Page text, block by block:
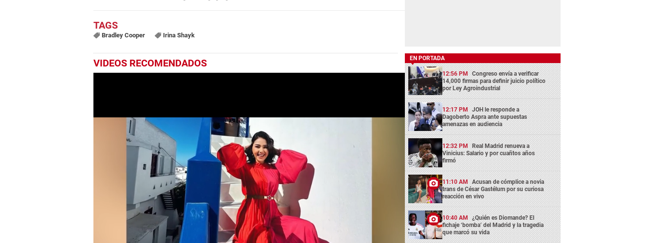
Bradley Cooper Irina Shayk
VIDEOS RECOMENDADOS EN PORTADA
12:56 PM Congreso envía a verificar
14,000 firmas para definir juicio político
por Ley Agroindustrial
12:17 PM JOH le responde a
Dagoberto Aspra ante supuestas
amenazas en audiencia
12:32 PM Real Madrid renueva a
Vinicius: Salario y por cuañtos años
firmó
11:10 AM Acusan de cómplice a novia
trans de César Gastélum por su curiosa
reacción en vivo
10:40 AM ¿Quién es Diomande? El
fichaje ‘bomba’ del Madrid y la tragedia
que marcó su vida